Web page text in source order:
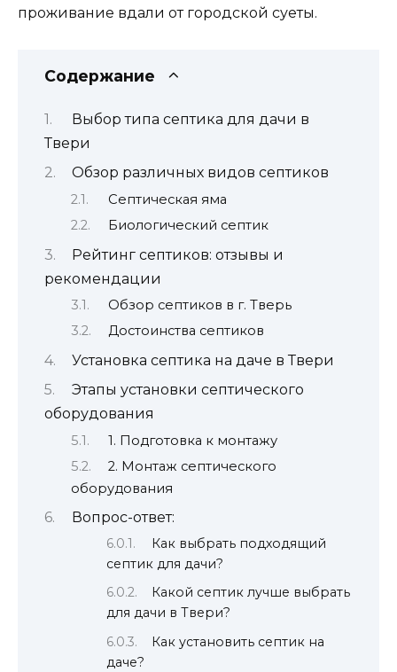
проживание вдали от городской суеты.
Содержание
Выбор типа септика для дачи в
Твери
Обзор различных видов септиков
Септическая яма
Биологический септик
Рейтинг септиков: отзывы и
рекомендации
Обзор септиков в г. Тверь
Достоинства септиков
Установка септика на даче в Твери
Этапы установки септического
оборудования
1. Подготовка к монтажу
2. Монтаж септического
оборудования
Вопрос-ответ:
Как выбрать подходящий
септик для дачи?
Какой септик лучше выбрать
для дачи в Твери?
Как установить септик на
даче?